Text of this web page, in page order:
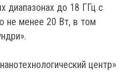
диапазонах до 18 ГГц с
не менее 20 Вт, в том
центр»